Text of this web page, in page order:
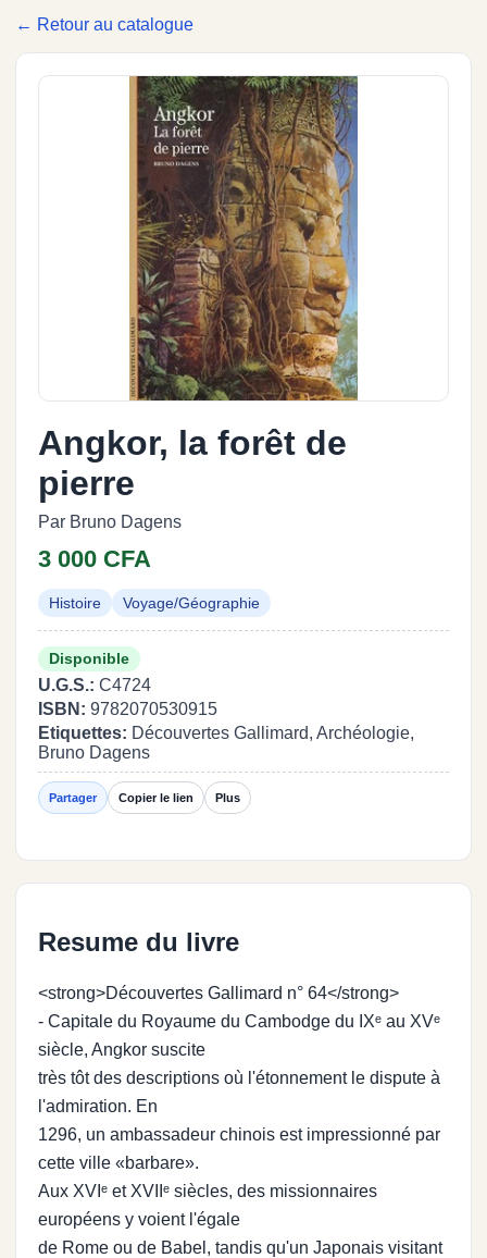
← Retour au catalogue
Angkor, la forêt de
pierre
Par Bruno Dagens
3 000 CFA
Histoire Voyage/Géographie
Disponible
U.G.S.: C4724
ISBN: 9782070530915
Etiquettes: Découvertes Gallimard, Archéologie,
Bruno Dagens
Partager Copier le lien Plus
Resume du livre
<strong>Découvertes Gallimard n° 64</strong>
- Capitale du Royaume du Cambodge du IXᵉ au XVᵉ
siècle, Angkor suscite
très tôt des descriptions où l'étonnement le dispute à
l'admiration. En
1296, un ambassadeur chinois est impressionné par
cette ville «barbare».
Aux XVIᵉ et XVIIᵉ siècles, des missionnaires
européens y voient l'égale
de Rome ou de Babel, tandis qu'un Japonais visitant